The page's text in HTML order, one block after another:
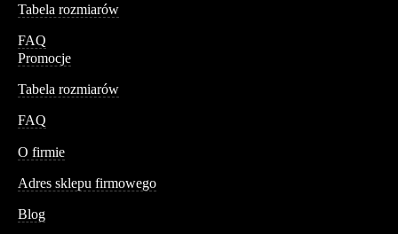
Tabela rozmiarów
FAQ
Promocje
Tabela rozmiarów
FAQ
O firmie
Adres sklepu firmowego
Blog